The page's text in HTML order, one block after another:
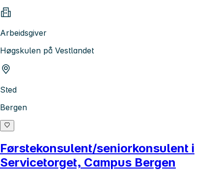
Arbeidsgiver
Høgskulen på Vestlandet
Sted
Bergen
Førstekonsulent/seniorkonsulent i
Servicetorget, Campus Bergen